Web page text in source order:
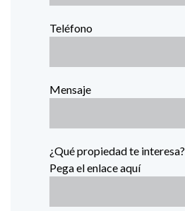
Teléfono
Mensaje
¿Qué propiedad te interesa?
Pega el enlace aquí